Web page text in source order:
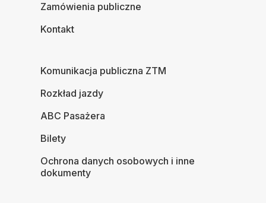
Zamówienia publiczne
Kontakt
Komunikacja publiczna ZTM
Rozkład jazdy
ABC Pasażera
Bilety
Ochrona danych osobowych i inne
dokumenty